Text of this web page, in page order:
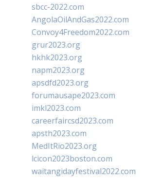
sbcc-2022.com
AngolaOilAndGas2022.com
Convoy4Freedom2022.com
grur2023.org
hkhk2023.org
napm2023.org
apsdfd2023.org
forumausape2023.com
imkl2023.com
careerfaircsd2023.com
apsth2023.com
MedItRio2023.org
lcicon2023boston.com
waitangidayfestival2022.com